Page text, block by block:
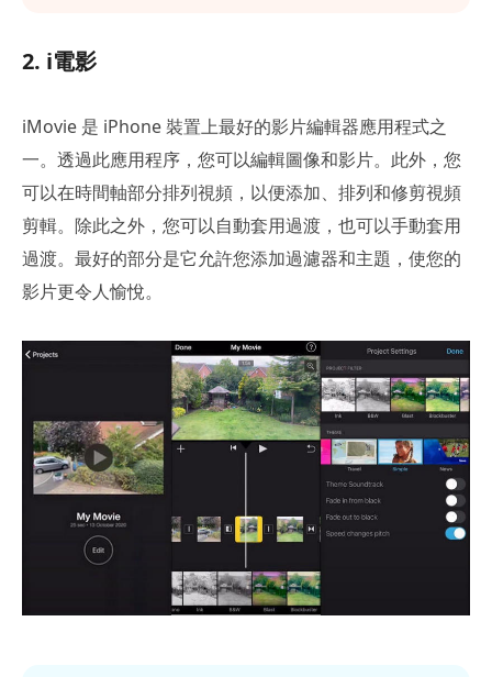
2. i電影
iMovie 是 iPhone 裝置上最好的影片編輯器應用程式之
一。透過此應用程序，您可以編輯圖像和影片。此外，您
可以在時間軸部分排列視頻，以便添加、排列和修剪視頻
剪輯。除此之外，您可以自動套用過渡，也可以手動套用
過渡。最好的部分是它允許您添加過濾器和主題，使您的
影片更令人愉悅。